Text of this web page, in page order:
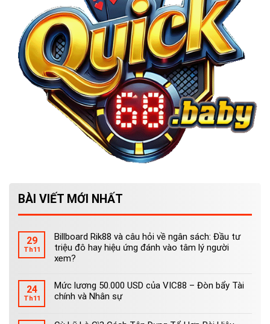
BÀI VIẾT MỚI NHẤT
29
Th11
Billboard Rik88 và câu hỏi về ngân sách: Đầu tư
triệu đô hay hiệu ứng đánh vào tâm lý người
xem?
24
Th11
Mức lương 50.000 USD của VIC88 – Đòn bẩy Tài
chính và Nhân sự